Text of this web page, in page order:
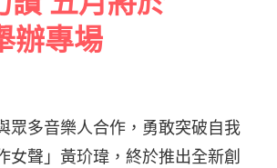
辦專場
眾多音樂人合作，勇敢突破自我
女聲」黃玠瑋，終於推出全新創